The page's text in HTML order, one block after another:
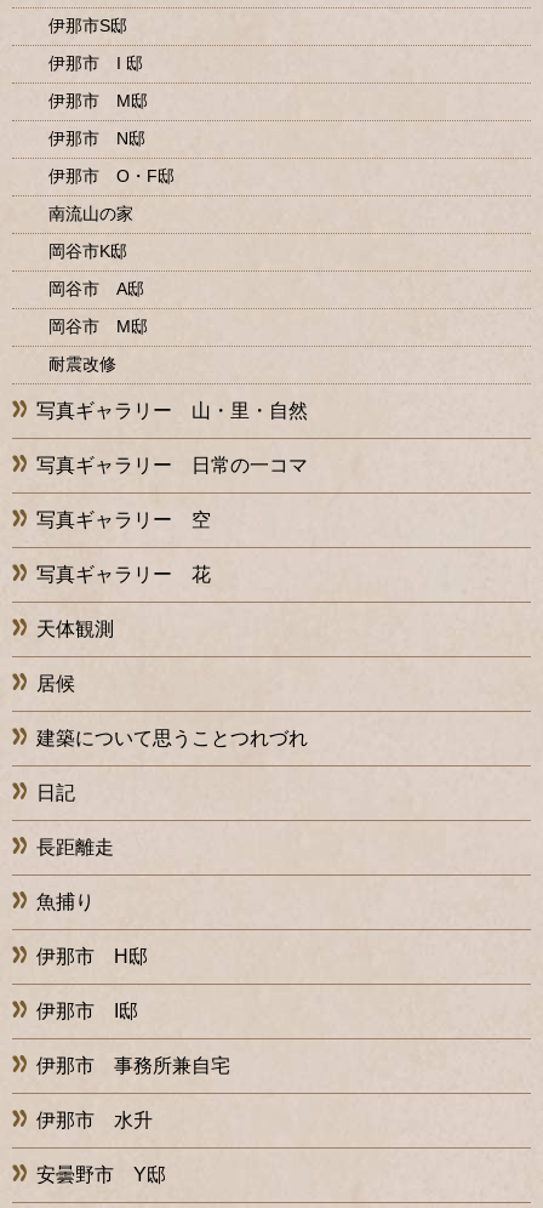
伊那市S邸
伊那市 I 邸
伊那市 M邸
伊那市 N邸
伊那市 O・F邸
南流山の家
岡谷市K邸
岡谷市 A邸
岡谷市 M邸
耐震改修
写真ギャラリー 山・里・自然
写真ギャラリー 日常の一コマ
写真ギャラリー 空
写真ギャラリー 花
天体観測
居候
建築について思うことつれづれ
日記
長距離走
魚捕り
伊那市 H邸
伊那市 I邸
伊那市 事務所兼自宅
伊那市 水升
安曇野市 Y邸